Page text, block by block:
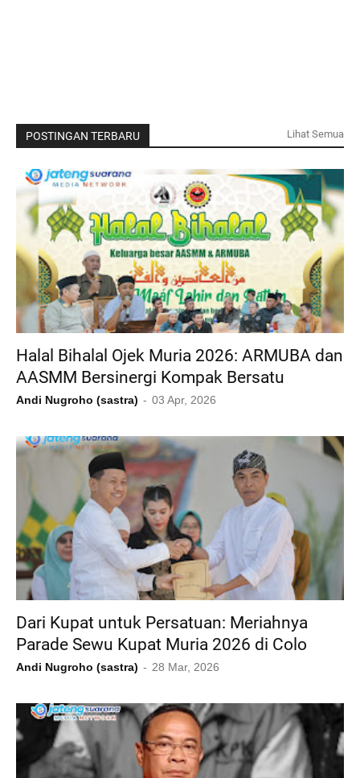
POSTINGAN TERBARU Lihat Semua
Halal Bihalal Ojek Muria 2026: ARMUBA dan
AASMM Bersinergi Kompak Bersatu
Andi Nugroho (sastra) 03 Apr, 2026
Dari Kupat untuk Persatuan: Meriahnya
Parade Sewu Kupat Muria 2026 di Colo
Andi Nugroho (sastra) 28 Mar, 2026